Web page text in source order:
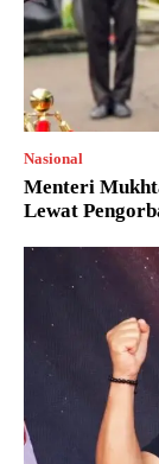
Nasional
Menteri
Lewat